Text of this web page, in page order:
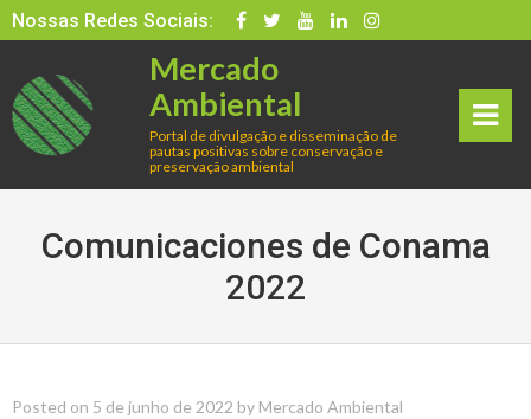
Skip
to
content
Nossas Redes Sociais:
Mercado
Ambiental
Portal de divulgação e disseminação de
pautas positivas sobre conservação e
preservação ambiental
Comunicaciones de Conama
2022
Posted on 5 de junho de 2022 by Mercado Ambiental